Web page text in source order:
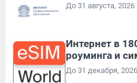
До 31 августа, 2026
Интернет в
роуминга и
До 31 декабря, 2026